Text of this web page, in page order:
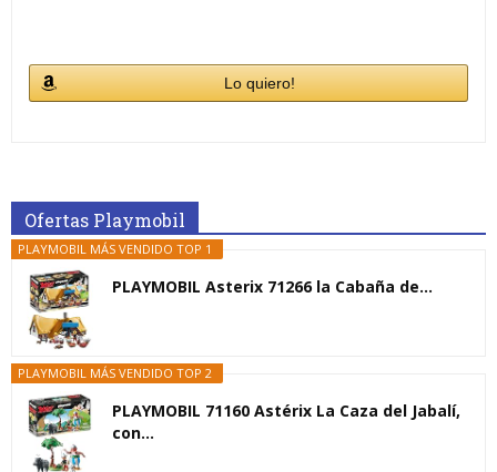
Lo quiero!
Ofertas Playmobil
PLAYMOBIL MÁS VENDIDO TOP 1
PLAYMOBIL Asterix 71266 la Cabaña de...
PLAYMOBIL MÁS VENDIDO TOP 2
PLAYMOBIL 71160 Astérix La Caza del Jabalí,
con...